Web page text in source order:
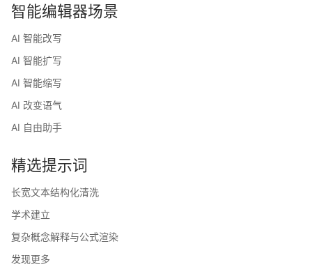
智能编辑器场景
AI 智能改写
AI 智能扩写
AI 智能缩写
AI 改变语气
AI 自由助手
精选提示词
长宽文本结构化清洗
学术建立
复杂概念解释与公式渲染
发现更多